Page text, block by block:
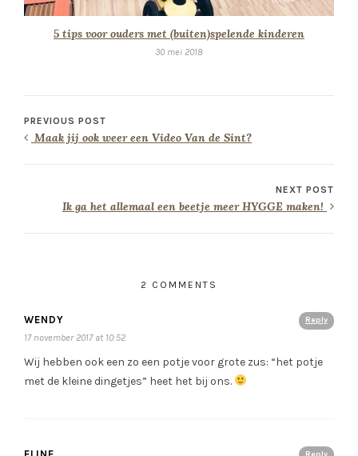
5 tips voor ouders met (buiten)spelende kinderen
30 mei 2018
PREVIOUS POST
Maak jij ook weer een Video Van de Sint?
NEXT POST
Ik ga het allemaal een beetje meer HYGGE maken!
2 COMMENTS
Reply
WENDY
17 november 2017 at 10:52
Wij hebben ook een zo een potje voor grote zus: “het potje
met de kleine dingetjes” heet het bij ons.